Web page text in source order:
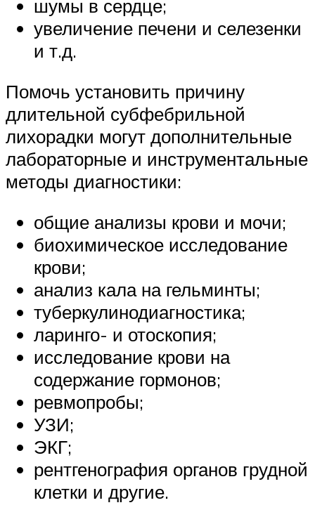
шумы в сердце;
увеличение печени и селезенки
и т.д.
Помочь установить причину
длительной субфебрильной
лихорадки могут дополнительные
лабораторные и инструментальные
методы диагностики:
общие анализы крови и мочи;
биохимическое исследование
крови;
анализ кала на гельминты;
туберкулинодиагностика;
ларинго- и отоскопия;
исследование крови на
содержание гормонов;
ревмопробы;
УЗИ;
ЭКГ;
рентгенография органов грудной
клетки и другие.